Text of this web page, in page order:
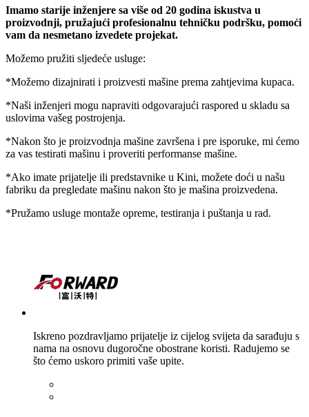
Imamo starije inženjere sa više od 20 godina iskustva u
proizvodnji, pružajući profesionalnu tehničku podršku, pomoći
vam da nesmetano izvedete projekat.
Možemo pružiti sljedeće usluge:
*Možemo dizajnirati i proizvesti mašine prema zahtjevima kupaca.
*Naši inženjeri mogu napraviti odgovarajući raspored u skladu sa
uslovima vašeg postrojenja.
*Nakon što je proizvodnja mašine završena i pre isporuke, mi ćemo
za vas testirati mašinu i proveriti performanse mašine.
*Ako imate prijatelje ili predstavnike u Kini, možete doći u našu
fabriku da pregledate mašinu nakon što je mašina proizvedena.
*Pružamo usluge montaže opreme, testiranja i puštanja u rad.
Iskreno pozdravljamo prijatelje iz cijelog svijeta da sarađuju s
nama na osnovu dugoročne obostrane koristi. Radujemo se
što ćemo uskoro primiti vaše upite.